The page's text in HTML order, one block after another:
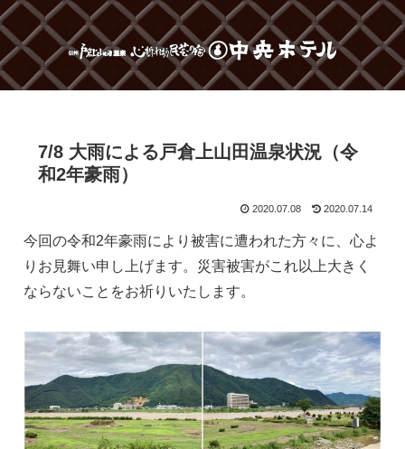
7/8 大雨による戸倉上山田温泉状況（令
和2年豪雨）
2020.07.08 2020.07.14
今回の令和2年豪雨により被害に遭われた方々に、心よ
りお見舞い申し上げます。災害被害がこれ以上大きく
ならないことをお祈りいたします。